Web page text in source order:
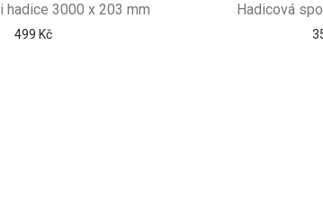
hadice 3000 x 203 mm
499 Kč
Hadicová